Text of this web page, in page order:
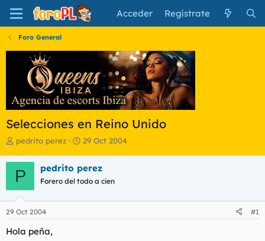
Acceder Regístrate
Foro General
Selecciones en Reino Unido
I
i
c
i
a
d
o
d
pedrito perez
F
h
a
e
29 Oct 2004
P pedrito perez
Forero del todo a cien
29 Oct 2004 #1
Hola peña,